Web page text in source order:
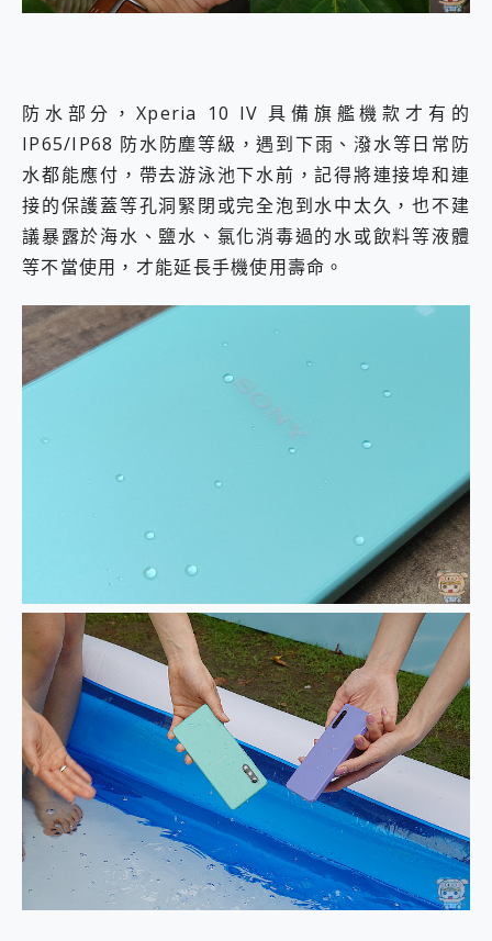
防水部分，Xperia 10 IV 具備旗艦機款才有的
IP65/IP68 防水防塵等級，遇到下雨、潑水等日常防
水都能應付，帶去游泳池下水前，記得將連接埠和連
接的保護蓋等孔洞緊閉或完全泡到水中太久，也不建
議暴露於海水、鹽水、氯化消毒過的水或飲料等液體
等不當使用，才能延長手機使用壽命。